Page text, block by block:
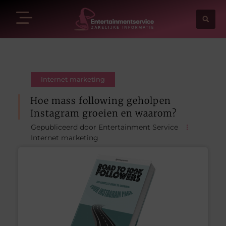
Internet marketing
Hoe mass following geholpen
Instagram groeien en waarom?
Gepubliceerd door Entertainment Service
Internet marketing